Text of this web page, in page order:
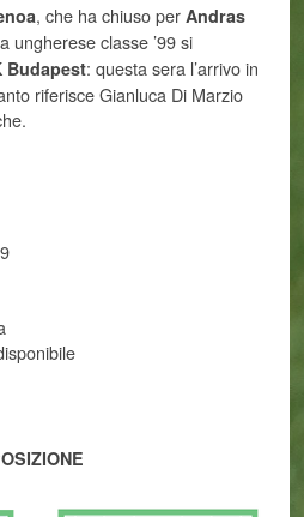
, che ha chiuso perAndras
ungherese classe ’99 si
Budapest: questa sera l’arrivo in
riferisce Gianluca Di Marzio